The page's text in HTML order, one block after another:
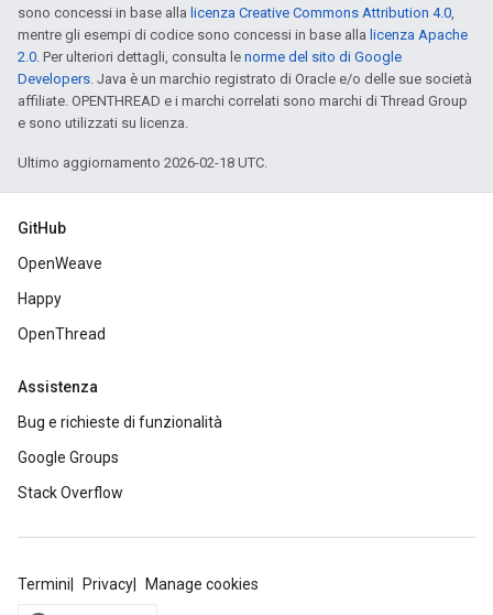
sono concessi in base alla licenza Creative Commons Attribution 4.0,
mentre gli esempi di codice sono concessi in base alla licenza Apache
2.0. Per ulteriori dettagli, consulta le norme del sito di Google
Developers. Java è un marchio registrato di Oracle e/o delle sue società
affiliate. OPENTHREAD e i marchi correlati sono marchi di Thread Group
e sono utilizzati su licenza.
Ultimo aggiornamento 2026-02-18 UTC.
GitHub
OpenWeave
Happy
OpenThread
Assistenza
Bug e richieste di funzionalità
Google Groups
Stack Overflow
Termini Privacy Manage cookies